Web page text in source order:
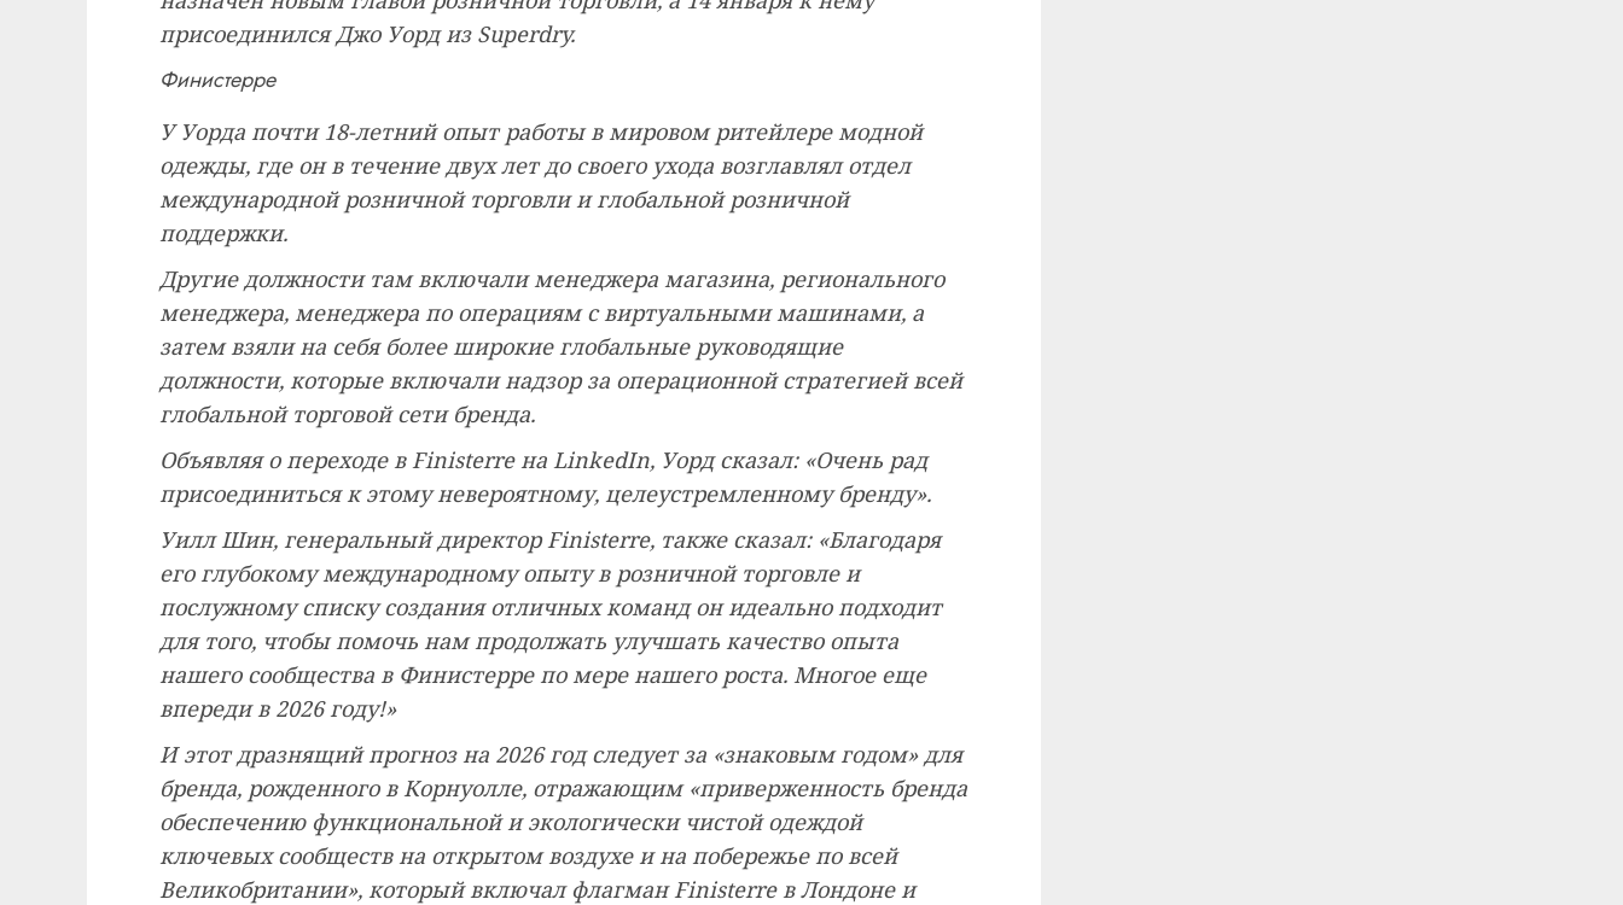
присоединился Джо Уорд из Superdry.
Финистерре
У Уорда почти 18-летний опыт работы в мировом ритейлере модной
одежды, где он в течение двух лет до своего ухода возглавлял отдел
международной розничной торговли и глобальной розничной
поддержки.
Другие должности там включали менеджера магазина, регионального
менеджера, менеджера по операциям с виртуальными машинами, а
затем взяли на себя более широкие глобальные руководящие
должности, которые включали надзор за операционной стратегией всей
глобальной торговой сети бренда.
Объявляя о переходе в Finisterre на LinkedIn, Уорд сказал: «Очень рад
присоединиться к этому невероятному, целеустремленному бренду».
Уилл Шин, генеральный директор Finisterre, также сказал: «Благодаря
его глубокому международному опыту в розничной торговле и
послужному списку создания отличных команд он идеально подходит
для того, чтобы помочь нам продолжать улучшать качество опыта
нашего сообщества в Финистерре по мере нашего роста. Многое еще
впереди в 2026 году!»
И этот дразнящий прогноз на 2026 год следует за «знаковым годом» для
бренда, рожденного в Корнуолле, отражающим «приверженность бренда
обеспечению функциональной и экологически чистой одеждой
ключевых сообществ на открытом воздухе и на побережье по всей
Великобритании», который включал флагман Finisterre в Лондоне и